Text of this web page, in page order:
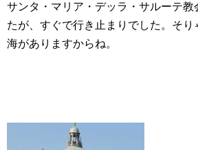
サンタ・マリア・デッラ・サルーテ教
たが、すぐで行き止まりでした。そり
海がありますからね。